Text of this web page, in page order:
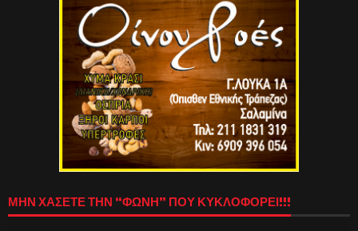
ΜΗΝ ΧΑΣΕΤΕ ΤΗΝ “ΦΩΝΗ” ΠΟΥ ΚΥΚΛΟΦΟΡΕΙ!!!